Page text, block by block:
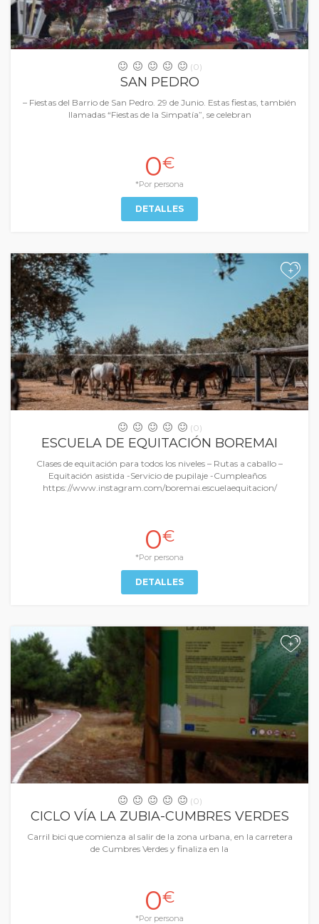
(0)
SAN PEDRO
– Fiestas del Barrio de San Pedro. 29 de Junio. Estas fiestas, también
llamadas “Fiestas de la Simpatía”, se celebran
0€
*Por persona
DETALLES
+
(0)
ESCUELA DE EQUITACIÓN BOREMAI
Clases de equitación para todos los niveles – Rutas a caballo –
Equitación asistida -Servicio de pupilaje -Cumpleaños
https://www.instagram.com/boremai.escuelaequitacion/
0€
*Por persona
DETALLES
+
(0)
CICLO VÍA LA ZUBIA-CUMBRES VERDES
Carril bici que comienza al salir de la zona urbana, en la carretera
de Cumbres Verdes y finaliza en la
0€
*Por persona